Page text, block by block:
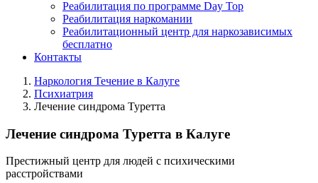
Реабилитация по программе Day Top
Реабилитация наркомании
Реабилитационный центр для наркозависимых
бесплатно
Контакты
Наркология Течение в Калуге
Психиатрия
Лечение синдрома Туретта
Лечение синдрома Туретта в Калуге
Престижный центр для людей с психическими
расстройствами